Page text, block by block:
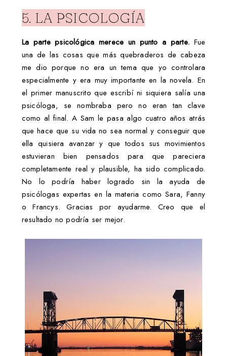
5. LA PSICOLOGÍA
La parte psicológica merece un punto a parte. Fue
una de las cosas que más quebraderos de cabeza
me dio porque no era un tema que yo controlara
especialmente y era muy importante en la novela. En
el primer manuscrito que escribí ni siquiera salía una
psicóloga, se nombraba pero no eran tan clave
como al final. A Sam le pasa algo cuatro años atrás
que hace que su vida no sea normal y conseguir que
ella quisiera avanzar y que todos sus movimientos
estuvieran bien pensados para que pareciera
completamente real y plausible, ha sido complicado.
No lo podría haber logrado sin la ayuda de
psicólogas expertas en la materia como Sara, Fanny
o Francys. Gracias por ayudarme. Creo que el
resultado no podría ser mejor.